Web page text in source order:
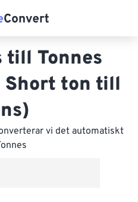
till Tonnes
Short ton till
vi det automatiskt